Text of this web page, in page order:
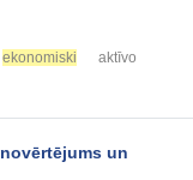
ekonomiski
aktīvo
novērtējums un